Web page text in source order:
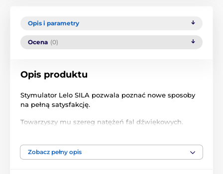
Opis i parametry
Ocena (0)
Opis produktu
Stymulator Lelo SILA pozwala poznać nowe sposoby
na pełną satysfakcję.
Towarzyszy mu szereg natężeń fal dźwiękowych.
Zobacz pełny opis